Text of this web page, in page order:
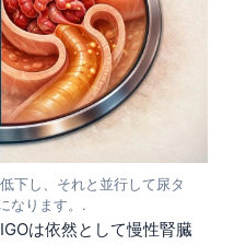
下し、それと並行して尿タ
なります。.
は依然として慢性腎臓